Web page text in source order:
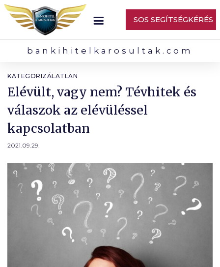
SOS SEGÍTSÉGKÉRÉS
bankihitelkarosultak.com
KATEGORIZÁLATLAN
Elévült, vagy nem? Tévhitek és
válaszok az elévüléssel
kapcsolatban
2021.09.29.